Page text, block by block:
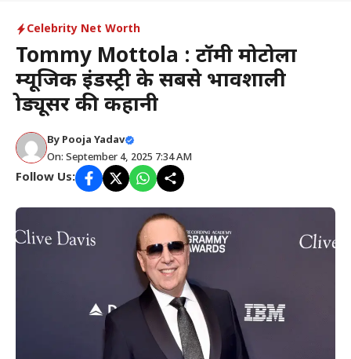
Celebrity Net Worth
Tommy Mottola : टॉमी मोटोला
म्यूजिक इंडस्ट्री के सबसे प्रभावशाली
प्रोड्यूसर की कहानी
By Pooja Yadav
On: September 4, 2025 7:34 AM
Follow Us: